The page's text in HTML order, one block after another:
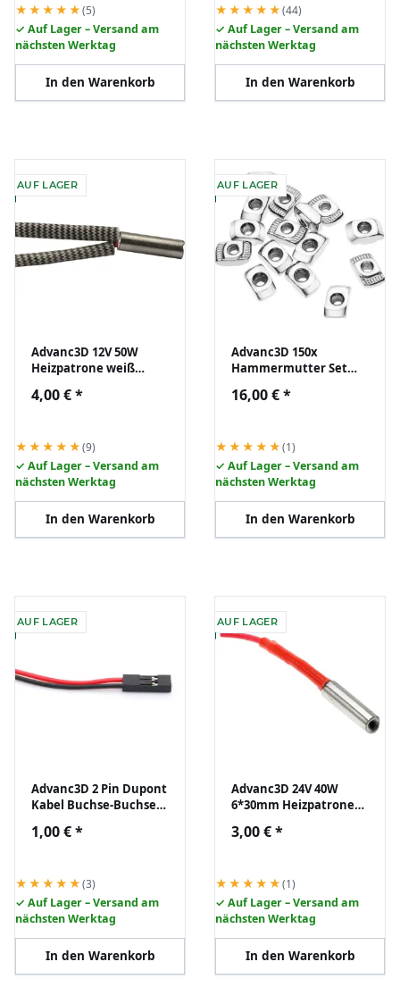
★★★★★(5)
✓ Auf Lager – Versand am
nächsten Werktag
In den Warenkorb
★★★★★(44)
✓ Auf Lager – Versand am
nächsten Werktag
In den Warenkorb
AUF LAGER
Advanc3D 12V 50W
Heizpatrone weiß
Catridge Keramik
4,00 €*
★★★★★(9)
✓ Auf Lager – Versand am
nächsten Werktag
In den Warenkorb
AUF LAGER
Advanc3D 150x
Hammermutter Set
Aluprofil Nutenstein
16,00 €*
★★★★★(1)
✓ Auf Lager – Versand am
nächsten Werktag
In den Warenkorb
AUF LAGER
Advanc3D 2 Pin Dupont
Kabel Buchse-Buchse
1,00 €*
★★★★★(3)
✓ Auf Lager – Versand am
nächsten Werktag
In den Warenkorb
AUF LAGER
Advanc3D 24V 40W
6*30mm Heizpatrone
Keramik RepRap 3D
3,00 €*
★★★★★(1)
✓ Auf Lager – Versand am
nächsten Werktag
In den Warenkorb